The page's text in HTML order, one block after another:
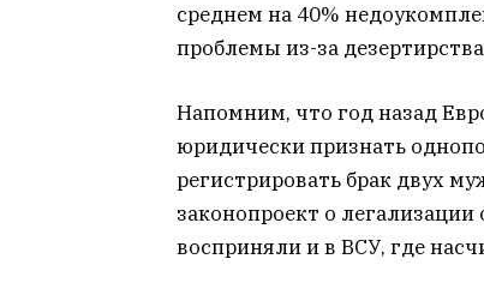
среднем на 40%
проблемы из-за
Напомним, что год назад
юридически признать
регистрировать брак двух
законопроект о
восприняли и в ВСУ, где